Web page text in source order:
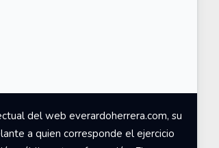
del web everardoherrera.com, su
a quien corresponde el ejercicio